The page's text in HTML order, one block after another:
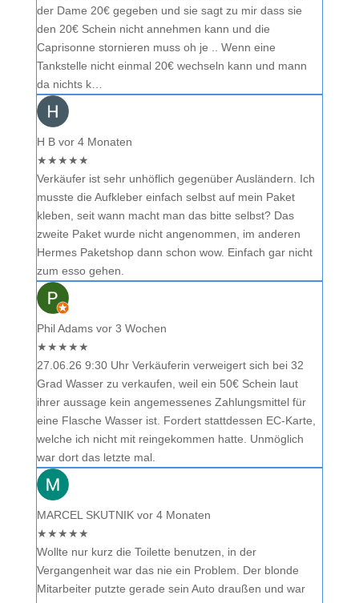
der Dame 20€ gegeben und sie sagt zu mir dass sie
den 20€ Schein nicht annehmen kann und die
Caprisonne stornieren muss oh je .. Wenn eine
Tankstelle nicht einmal 20€ wechseln kann und mann
da nichts k…
H B vor 4 Monaten
★★★★★
Verkäufer ist sehr unhöflich gegenüber Ausländern. Ich
musste die Aufkleber einfach selbst auf mein Paket
kleben, seit wann macht man das bitte selbst? Das
zweite Paket wurde nicht angenommen, im anderen
Hermes Paketshop dann schon wow. Einfach gar nicht
zum esso gehen.
Phil Adams vor 3 Wochen
★★★★★
27.06.26 9:30 Uhr Verkäuferin verweigert sich bei 32
Grad Wasser zu verkaufen, weil ein 50€ Schein laut
ihrer aussage kein angemessenes Zahlungsmittel für
eine Flasche Wasser ist. Fordert stattdessen EC-Karte,
welche ich nicht mit reingekommen hatte. Unmöglich
war dort das letzte mal.
MARCEL SKUTNIK vor 4 Monaten
★★★★★
Wollte nur kurz die Toilette benutzen, in der
Vergangenheit war das nie ein Problem. Der blonde
Mitarbeiter putzte gerade sein Auto draußen und war